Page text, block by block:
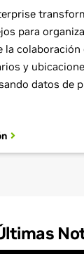
para
la
y
datos de